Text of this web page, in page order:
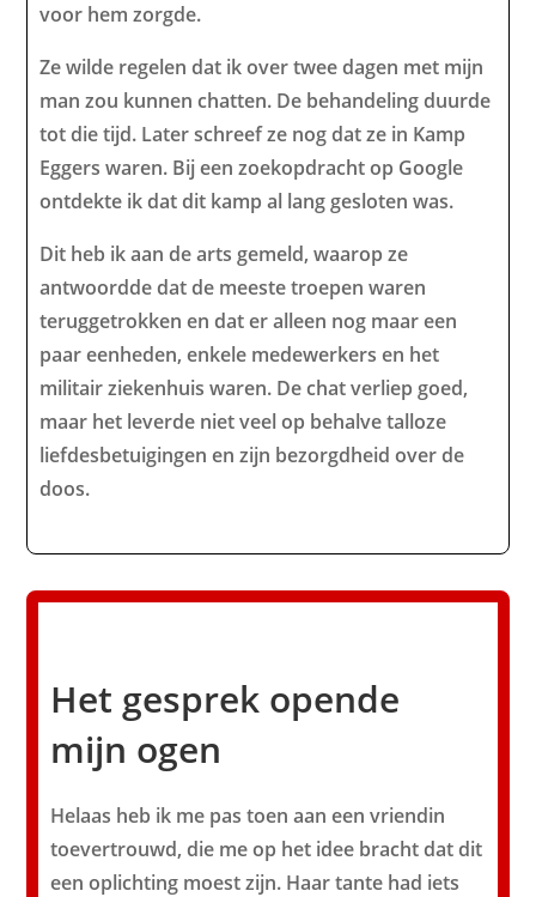
voor hem zorgde.
Ze wilde regelen dat ik over twee dagen met mijn
man zou kunnen chatten. De behandeling duurde
tot die tijd. Later schreef ze nog dat ze in Kamp
Eggers waren. Bij een zoekopdracht op Google
ontdekte ik dat dit kamp al lang gesloten was.
Dit heb ik aan de arts gemeld, waarop ze
antwoordde dat de meeste troepen waren
teruggetrokken en dat er alleen nog maar een
paar eenheden, enkele medewerkers en het
militair ziekenhuis waren. De chat verliep goed,
maar het leverde niet veel op behalve talloze
liefdesbetuigingen en zijn bezorgdheid over de
doos.
Het gesprek opende
mijn ogen
Helaas heb ik me pas toen aan een vriendin
toevertrouwd, die me op het idee bracht dat dit
een oplichting moest zijn. Haar tante had iets